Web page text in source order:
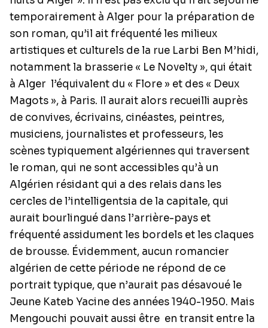
temporairement à Alger pour la préparation de
son roman, qu’il ait fréquenté les milieux
artistiques et culturels de la rue Larbi Ben M’hidi,
notamment la brasserie « Le Novelty », qui était
à Alger l’équivalent du « Flore » et des « Deux
Magots », à Paris. Il aurait alors recueilli auprès
de convives, écrivains, cinéastes, peintres,
musiciens, journalistes et professeurs, les
scènes typiquement algériennes qui traversent
le roman, qui ne sont accessibles qu’à un
Algérien résidant qui a des relais dans les
cercles de l’intelligentsia de la capitale, qui
aurait bourlingué dans l’arrière-pays et
fréquenté assidument les bordels et les claques
de brousse. Évidemment, aucun romancier
algérien de cette période ne répond de ce
portrait typique, que n’aurait pas désavoué le
Jeune Kateb Yacine des années 1940-1950. Mais
Mengouchi pouvait aussi être en transit entre la